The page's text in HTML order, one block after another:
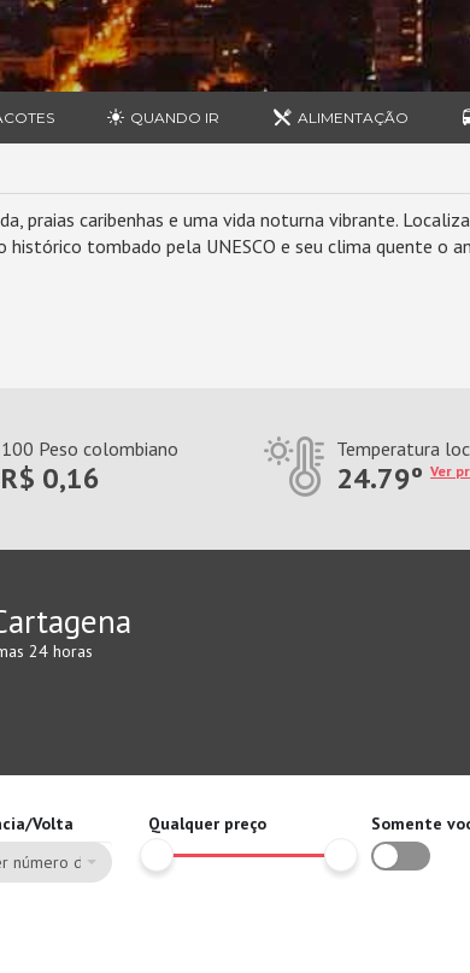
QUANDO IR ALIMENTAÇÃO
praias caribenhas e uma vida noturna vibrante.
tombado pela UNESCO e seu clima quente o
100 Peso colombiano
R$ 0,16
Temperatura
24.79ºVer
24 horas
Volta Qualquer preço
Somente
número de dias